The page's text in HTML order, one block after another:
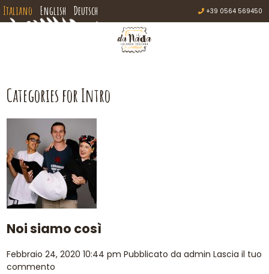
Italiano English Deutsch +39 0564 569450
Categories for Intro
Noi siamo così
Febbraio 24, 2020 10:44 pm Pubblicato daadmin Lascia il tuo
commento